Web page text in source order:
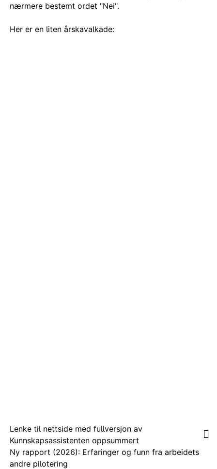
nærmere bestemt ordet "Nei".
Her er en liten årskavalkade:
Lenke til nettside med fullversjon av
Kunnskapsassistenten oppsummert
Ny rapport (2026): Erfaringer og funn fra arbeidets
andre pilotering